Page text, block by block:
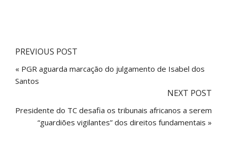
PREVIOUS POST
« PGR aguarda marcação do julgamento de Isabel dos
Santos
NEXT POST
Presidente do TC desafia os tribunais africanos a serem
“guardiões vigilantes” dos direitos fundamentais »